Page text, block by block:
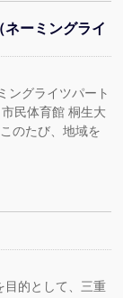
ーミングライ
ングライツパート
民体育館 桐生大
のたび、地域を
的として、三重